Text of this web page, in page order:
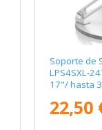
Soporte de
LPS4SXL-
17"/ hasta
22,50